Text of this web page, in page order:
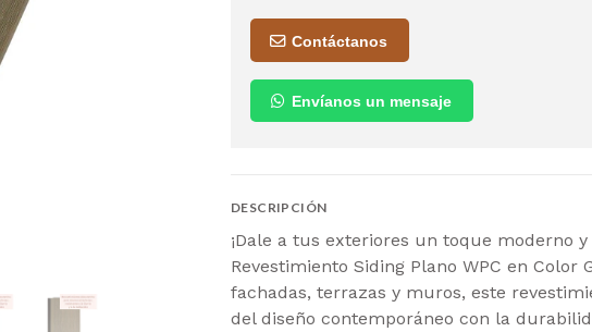
Contáctanos
Envíanos un mensaje
DESCRIPCIÓN
¡Dale a tus exteriores un toque moderno
Revestimiento Siding Plano WPC en Color
fachadas, terrazas y muros, este
del diseño contemporáneo con la